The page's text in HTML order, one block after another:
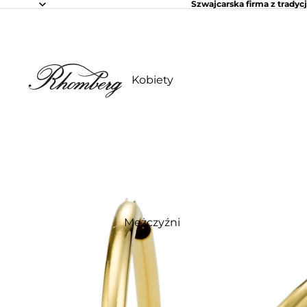
Szwajcarska firma z
Kobiety
Mężczyźni